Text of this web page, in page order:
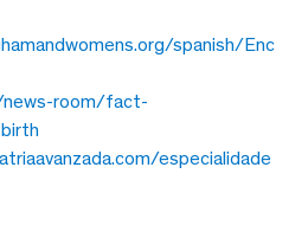
spanish/Enc
room/fact-
especialidade